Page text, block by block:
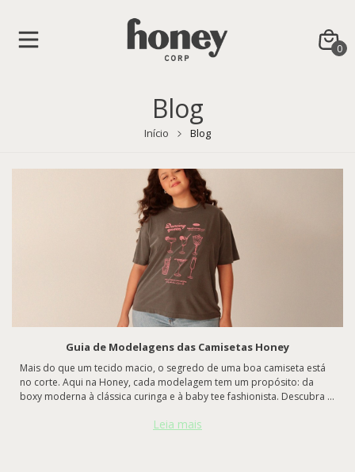
0
Blog
Início Blog
Guia de Modelagens das Camisetas Honey
Mais do que um tecido macio, o segredo de uma boa camiseta está
no corte. Aqui na Honey, cada modelagem tem um propósito: da
boxy moderna à clássica curinga e à baby tee fashionista. Descubra o
Leia mais